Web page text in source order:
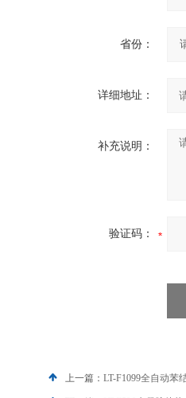
省份：
详细地址：
补充说明：
验证码：
上一篇： LT-F1099全自动苯